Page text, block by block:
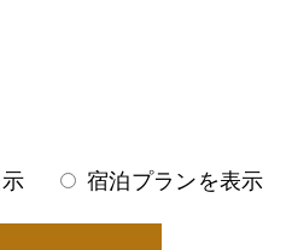
宿泊プランを表示